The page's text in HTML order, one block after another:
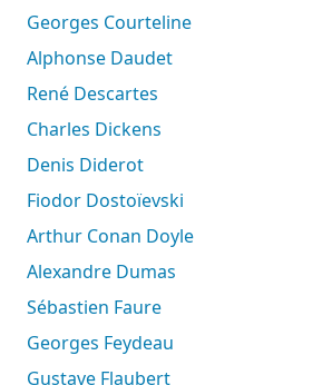
Georges Courteline
Alphonse Daudet
René Descartes
Charles Dickens
Denis Diderot
Fiodor Dostoïevski
Arthur Conan Doyle
Alexandre Dumas
Sébastien Faure
Georges Feydeau
Gustave Flaubert